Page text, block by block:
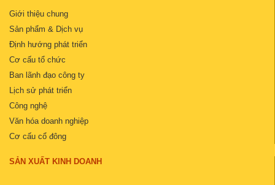
Giới thiệu chung
Sản phẩm & Dịch vụ
Định hướng phát triển
Cơ cấu tổ chức
Ban lãnh đạo công ty
Lịch sử phát triển
Công nghệ
Văn hóa doanh nghiệp
Cơ cấu cổ đông
SẢN XUẤT KINH DOANH